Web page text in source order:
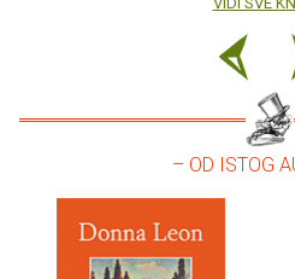
– OD ISTOG